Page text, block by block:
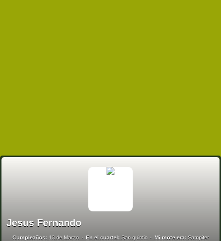
Jesus Fernando
Cumpleaños: 13 de Marzo En el cuartel: San quintin Mi mote era: Sampiter